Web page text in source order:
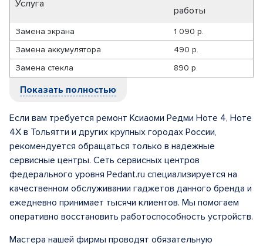
Услуга
работы
Замена экрана
1 090 р.
Замена аккумулятора
490 р.
Замена стекла
890 р.
Показать полностью
Если вам требуется ремонт Ксиаоми Редми Ноте 4, Ноте
4Х в Тольятти и других крупных городах России,
рекомендуется обращаться только в надежные
сервисные центры. Сеть сервисных центров
федерального уровня Pedant.ru специализируется на
качественном обслуживании гаджетов данного бренда и
ежедневно принимает тысячи клиентов. Мы помогаем
оперативно восстановить работоспособность устройств.
Мастера нашей фирмы проводят обязательную